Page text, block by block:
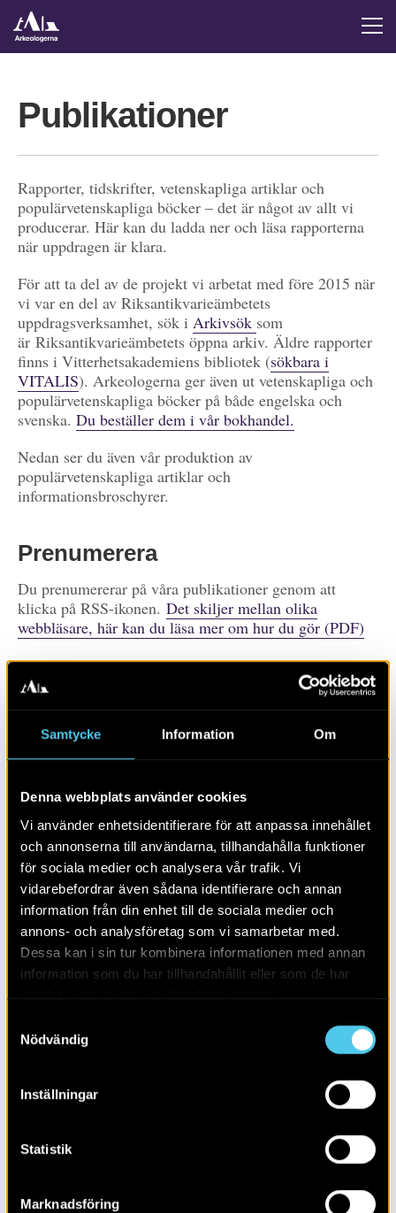
Samtycke Information Om
Denna webbplats använder cookies
Vi använder enhetsidentifierare för att anpassa innehållet
och annonserna till användarna, tillhandahålla funktioner
för sociala medier och analysera vår trafik. Vi
vidarebefordrar även sådana identifierare och annan
information från din enhet till de sociala medier och
annons- och analysföretag som vi samarbetar med.
Dessa kan i sin tur kombinera informationen med annan
information som du har tillhandahållit eller som de har
Nödvändig
Inställningar
Statistik
Marknadsföring
Publikationer
Rapporter, tidskrifter, vetenskapliga artiklar och
populärvetenskapliga böcker – det är något av allt vi
producerar. Här kan du ladda ner och läsa rapporterna
när uppdragen är klara.
För att ta del av de projekt vi arbetat med före 2015 när
vi var en del av Riksantikvarieämbetets
uppdragsverksamhet, sök i Arkivsök som
är Riksantikvarieämbetets öppna arkiv. Äldre rapporter
finns i Vitterhetsakademiens bibliotek (sökbara i
VITALIS). Arkeologerna ger även ut vetenskapliga och
populärvetenskapliga böcker på både engelska och
svenska. Du beställer dem i vår bokhandel.
Nedan ser du även vår produktion av
populärvetenskapliga artiklar och
informationsbroschyrer.
Prenumerera
Du prenumererar på våra publikationer genom att
klicka på RSS-ikonen. Det skiljer mellan olika
webbläsare, här kan du läsa mer om hur du gör (PDF)
Populärvetenskap Rapporter Skola Övrigt